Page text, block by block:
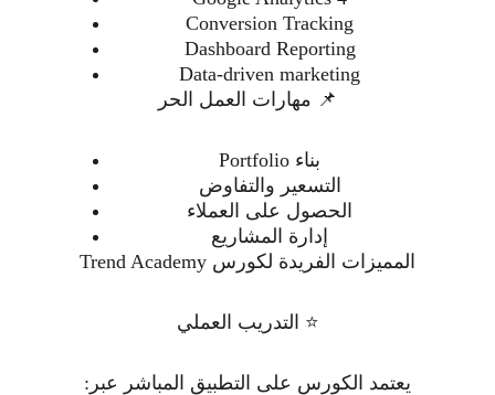
Conversion Tracking
Dashboard Reporting
Data-driven marketing
📌 مهارات العمل الحر
بناء Portfolio
التسعير والتفاوض
الحصول على العملاء
إدارة المشاريع
المميزات الفريدة لكورس Trend Academy
⭐ التدريب العملي
يعتمد الكورس على التطبيق المباشر عبر: